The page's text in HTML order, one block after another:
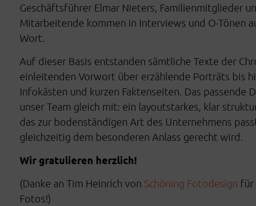
Geschäftsführer Elmar Nieters, Familienmitglieder
Mitarbeitende kommen in Interviews und O-Tönen
Wort.
Auf dieser Basis entstanden sämtliche Texte der
einleitenden Vorwort über erzählende Porträts bis
Infokästen und kurzen Faktenseiten. Das passende
unser Team gleich mit: ein layoutstarkes, klar
das zur bodenständigen Art des Unternehmens
gleichzeitig dem besonderen Anlass gerecht wird.
Wir gratulieren herzlich!
(Danke an Tim Heinrich von Schöning Fotodesign für
Fotos!)